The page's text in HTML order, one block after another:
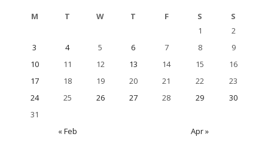
M T W T F S S
« Feb Apr »
1
2
3
4 5 6 7 8
9
10
11 12 13 14 15
16
17
18 19 20 21 22
23
24
25 26 27 28 29
30
31